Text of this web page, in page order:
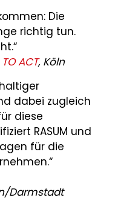
Die
richtig tun.
ACT, Köln
dabei zugleich
diese
RASUM und
für die
Darmstadt